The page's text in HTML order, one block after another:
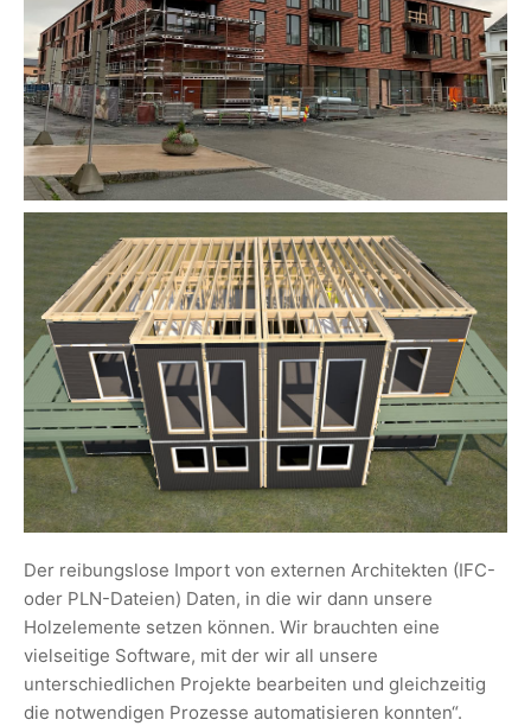
Der reibungslose Import von externen Architekten (IFC-
oder PLN-Dateien) Daten, in die wir dann unsere
Holzelemente setzen können. Wir brauchten eine
vielseitige Software, mit der wir all unsere
unterschiedlichen Projekte bearbeiten und gleichzeitig
die notwendigen Prozesse automatisieren konnten“.